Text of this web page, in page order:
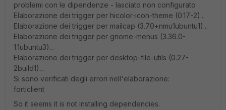
problemi con le dipendenze - lasciato non configurato
Elaborazione dei trigger per hicolor-icon-theme (0.17-2)...
Elaborazione dei trigger per mailcap (3.70+nmu1ubuntu1)...
Elaborazione dei trigger per gnome-menus (3.36.0-
1.1ubuntu3)...
Elaborazione dei trigger per desktop-file-utils (0.27-
2build1)...
Si sono verificati degli errori nell'elaborazione:
forticlient
So it seems it is not installing dependencies.